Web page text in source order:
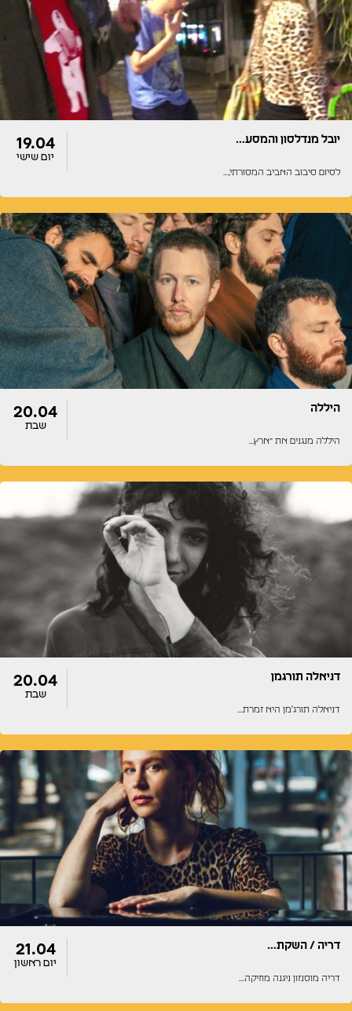
20:00
20:00
יובל מנדלסון והמסע…
לסיום סיבוב האביב המסורתי,…
19.04
יום שישי
דלתות
20:00
הופעה
20:00
היללה
היללה מנגנים את ״ארץ…
20.04
שבת
דלתות
22:00
הופעה
22:00
דניאלה תורגמן
דניאלה תורג'מן היא זמרת…
20.04
שבת
דלתות
19:30
הופעה
20:00
דריה / השקת…
דריה מוסנזון ניגנה מוזיקה…
21.04
יום ראשון